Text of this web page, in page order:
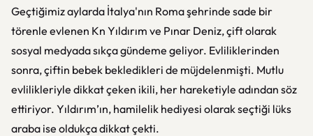
Geçtiğimiz aylarda İtalya'nın Roma şehrinde sade bir
törenle evlenen Kn Yıldırım ve Pınar Deniz, çift olarak
sosyal medyada sıkça gündeme geliyor. Evliliklerinden
sonra, çiftin bebek bekledikleri de müjdelenmişti. Mutlu
evlilikleriyle dikkat çeken ikili, her hareketiyle adından söz
ettiriyor. Yıldırım’ın, hamilelik hediyesi olarak seçtiği lüks
araba ise oldukça dikkat çekti.